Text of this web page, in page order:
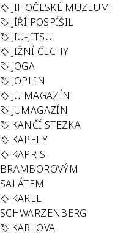
JIHOČESKÉ MUZEUM
JÍŘÍ POSPÍŠIL
JIU-JITSU
JIŽNÍ ČECHY
JOGA
JOPLIN
JU MAGAZÍN
JUMAGAZÍN
KANČÍ STEZKA
KAPELY
KAPR S
BRAMBOROVÝM
SALÁTEM
KAREL
SCHWARZENBERG
KARLOVA